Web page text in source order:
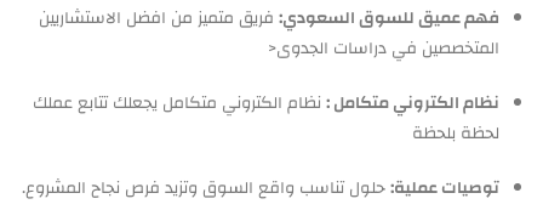
فهم عميق للسوق السعودي:فريق متميز من افضل الاستشاريين
المتخصصين في دراسات الجدوى<
نظام الكتروني متكامل :نظام الكتروني متكامل يجعلك تتابع عملك
لحظة بلحظة
توصيات عملية:حلول تناسب واقع السوق وتزيد فرص نجاح المشروع.